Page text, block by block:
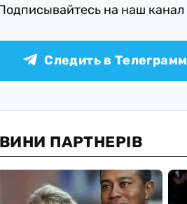
на наш канал
Следить в